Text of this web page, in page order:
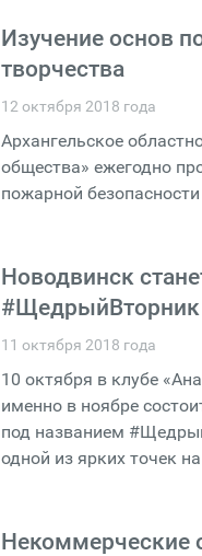
Изучение основ
творчества
12 октября 2018 года
Архангельское
общества» ежегодно
пожарной
Новодвинск
#ЩедрыйВторник
11 октября 2018 года
10 октября в клубе
именно в ноябре
под названием
одной из ярких точек
Некоммерческие